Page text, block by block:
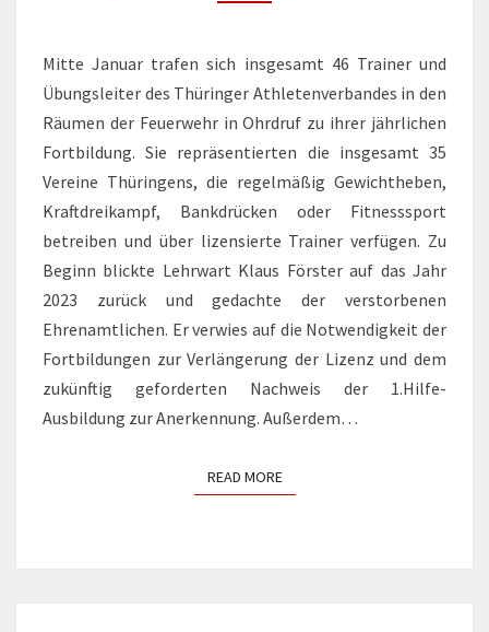
Mitte Januar trafen sich insgesamt 46 Trainer und
Übungsleiter des Thüringer Athletenverbandes in den
Räumen der Feuerwehr in Ohrdruf zu ihrer jährlichen
Fortbildung. Sie repräsentierten die insgesamt 35
Vereine Thüringens, die regelmäßig Gewichtheben,
Kraftdreikampf, Bankdrücken oder Fitnesssport
betreiben und über lizensierte Trainer verfügen. Zu
Beginn blickte Lehrwart Klaus Förster auf das Jahr
2023 zurück und gedachte der verstorbenen
Ehrenamtlichen. Er verwies auf die Notwendigkeit der
Fortbildungen zur Verlängerung der Lizenz und dem
zukünftig geforderten Nachweis der 1.Hilfe-
Ausbildung zur Anerkennung. Außerdem…
READ MOREREAD MORE